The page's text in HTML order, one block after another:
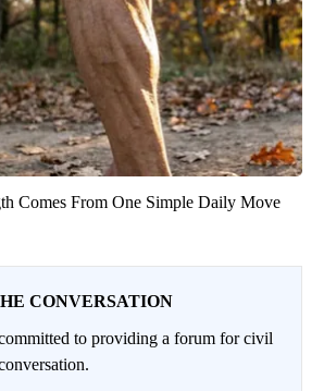
Comes From One Simple Daily Move
CONVERSATION
to providing a forum for civil